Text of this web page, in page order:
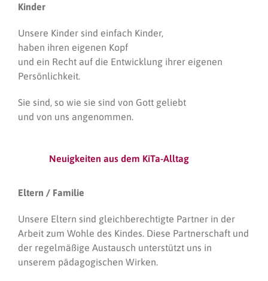
Kinder
Unsere Kinder sind einfach Kinder,
haben ihren eigenen Kopf
und ein Recht auf die Entwicklung ihrer eigenen
Persönlichkeit.
Sie sind, so wie sie sind von Gott geliebt
und von uns angenommen.
Neuigkeiten aus dem KiTa-Alltag
Eltern / Familie
Unsere Eltern sind gleichberechtigte Partner in der
Arbeit zum Wohle des Kindes. Diese Partnerschaft und
der regelmäßige Austausch unterstützt uns in
unserem pädagogischen Wirken.